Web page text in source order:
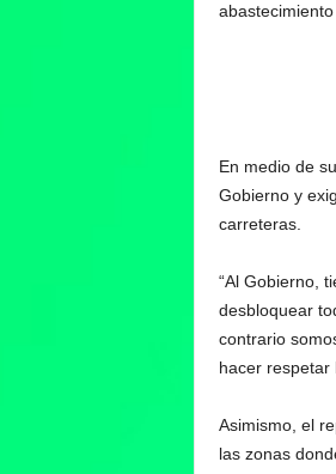
En medio de
Gobierno y
carreteras.
“Al Gobierno,
desbloquear
contrario
hacer respetar
Asimismo, el
las zonas